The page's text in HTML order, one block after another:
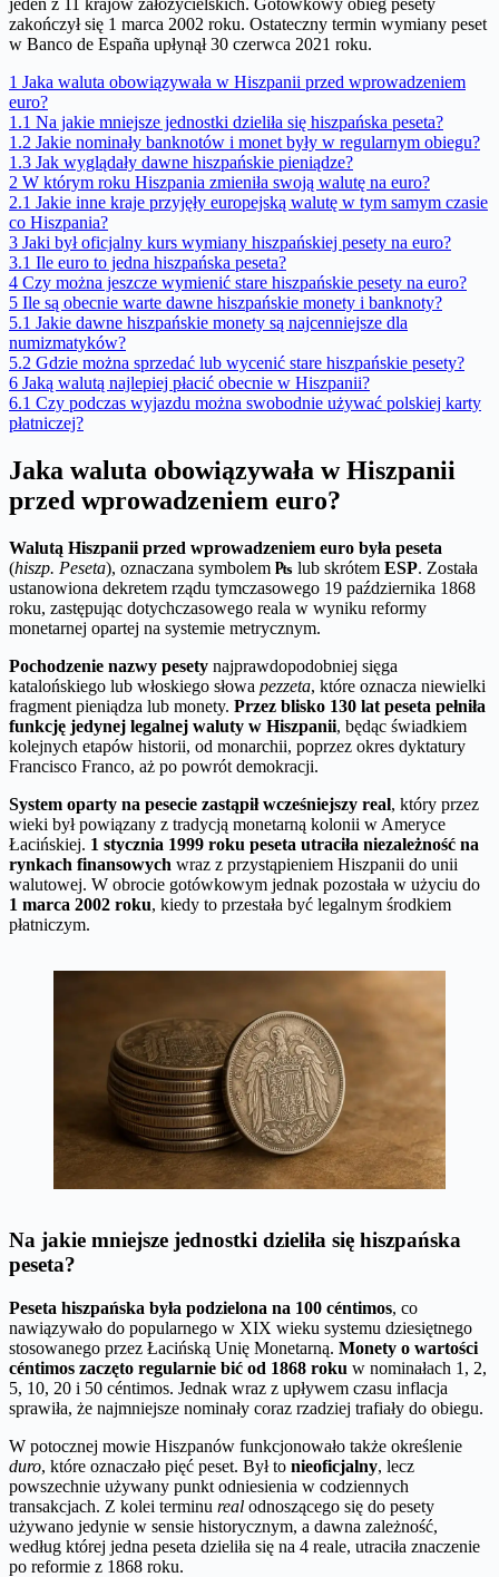
zakończył się 1 marca 2002 roku. Ostateczny termin wymiany peset
w Banco de España upłynął 30 czerwca 2021 roku.
1 Jaka waluta obowiązywała w Hiszpanii przed wprowadzeniem
euro?
1.1 Na jakie mniejsze jednostki dzieliła się hiszpańska peseta?
1.2 Jakie nominały banknotów i monet były w regularnym obiegu?
1.3 Jak wyglądały dawne hiszpańskie pieniądze?
2 W którym roku Hiszpania zmieniła swoją walutę na euro?
2.1 Jakie inne kraje przyjęły europejską walutę w tym samym czasie
co Hiszpania?
3 Jaki był oficjalny kurs wymiany hiszpańskiej pesety na euro?
3.1 Ile euro to jedna hiszpańska peseta?
4 Czy można jeszcze wymienić stare hiszpańskie pesety na euro?
5 Ile są obecnie warte dawne hiszpańskie monety i banknoty?
5.1 Jakie dawne hiszpańskie monety są najcenniejsze dla
numizmatyków?
5.2 Gdzie można sprzedać lub wycenić stare hiszpańskie pesety?
6 Jaką walutą najlepiej płacić obecnie w Hiszpanii?
6.1 Czy podczas wyjazdu można swobodnie używać polskiej karty
płatniczej?
Jaka waluta obowiązywała w Hiszpanii
przed wprowadzeniem euro?
Walutą Hiszpanii przed wprowadzeniem euro była peseta
(hiszp. Peseta), oznaczana symbolem ₧ lub skrótem ESP. Została
ustanowiona dekretem rządu tymczasowego 19 października 1868
roku, zastępując dotychczasowego reala w wyniku reformy
monetarnej opartej na systemie metrycznym.
Pochodzenie nazwy pesety najprawdopodobniej sięga
katalońskiego lub włoskiego słowa pezzeta, które oznacza niewielki
fragment pieniądza lub monety. Przez blisko 130 lat peseta pełniła
funkcję jedynej legalnej waluty w Hiszpanii, będąc świadkiem
kolejnych etapów historii, od monarchii, poprzez okres dyktatury
Francisco Franco, aż po powrót demokracji.
System oparty na pesecie zastąpił wcześniejszy real, który przez
wieki był powiązany z tradycją monetarną kolonii w Ameryce
Łacińskiej. 1 stycznia 1999 roku peseta utraciła niezależność na
rynkach finansowych wraz z przystąpieniem Hiszpanii do unii
walutowej. W obrocie gotówkowym jednak pozostała w użyciu do
1 marca 2002 roku, kiedy to przestała być legalnym środkiem
płatniczym.
Na jakie mniejsze jednostki dzieliła się hiszpańska
peseta?
Peseta hiszpańska była podzielona na 100 céntimos, co
nawiązywało do popularnego w XIX wieku systemu dziesiętnego
stosowanego przez Łacińską Unię Monetarną. Monety o wartości
céntimos zaczęto regularnie bić od 1868 roku w nominałach 1, 2,
5, 10, 20 i 50 céntimos. Jednak wraz z upływem czasu inflacja
sprawiła, że najmniejsze nominały coraz rzadziej trafiały do obiegu.
W potocznej mowie Hiszpanów funkcjonowało także określenie
duro, które oznaczało pięć peset. Był to nieoficjalny, lecz
powszechnie używany punkt odniesienia w codziennych
transakcjach. Z kolei terminu real odnoszącego się do pesety
używano jedynie w sensie historycznym, a dawna zależność,
według której jedna peseta dzieliła się na 4 reale, utraciła znaczenie
po reformie z 1868 roku.